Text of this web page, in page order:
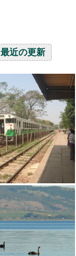
最近の更新